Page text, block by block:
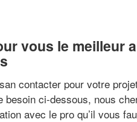
vous le meilleur
contacter pour votre
besoin ci-dessous, nous
avec le pro qu’il vous